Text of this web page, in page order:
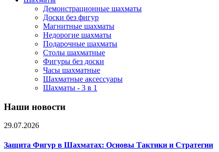
Демонстрационные шахматы
Доски без фигур
Магнитные шахматы
Недорогие шахматы
Подарочные шахматы
Столы шахматные
Фигуры без доски
Часы шахматные
Шахматные аксессуары
Шахматы - 3 в 1
Наши новости
29.07.2026
Защита Фигур в Шахматах: Основы Тактики и Стратегии